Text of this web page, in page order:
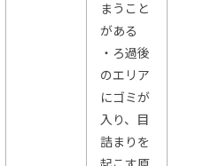
まうこと
がある
・ろ過後
のエリア
にゴミが
入り、目
詰まりを